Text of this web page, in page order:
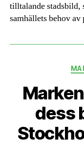
tilltalande stadsbild,
samhällets behov
dess